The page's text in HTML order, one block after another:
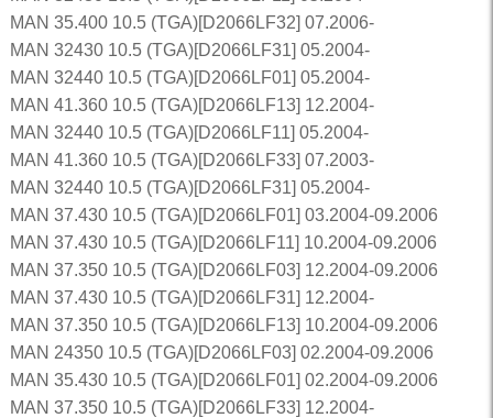
MAN 35.400 10.5 (TGA)[D2066LF32] 07.2006-
MAN 32430 10.5 (TGA)[D2066LF31] 05.2004-
MAN 32440 10.5 (TGA)[D2066LF01] 05.2004-
MAN 41.360 10.5 (TGA)[D2066LF13] 12.2004-
MAN 32440 10.5 (TGA)[D2066LF11] 05.2004-
MAN 41.360 10.5 (TGA)[D2066LF33] 07.2003-
MAN 32440 10.5 (TGA)[D2066LF31] 05.2004-
MAN 37.430 10.5 (TGA)[D2066LF01] 03.2004-09.2006
MAN 37.430 10.5 (TGA)[D2066LF11] 10.2004-09.2006
MAN 37.350 10.5 (TGA)[D2066LF03] 12.2004-09.2006
MAN 37.430 10.5 (TGA)[D2066LF31] 12.2004-
MAN 37.350 10.5 (TGA)[D2066LF13] 10.2004-09.2006
MAN 24350 10.5 (TGA)[D2066LF03] 02.2004-09.2006
MAN 35.430 10.5 (TGA)[D2066LF01] 02.2004-09.2006
MAN 37.350 10.5 (TGA)[D2066LF33] 12.2004-